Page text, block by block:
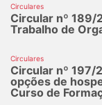
Circulares
Circular nº 189/
Trabalho de
Circulares
Circular nº 197/
opções de
Curso de